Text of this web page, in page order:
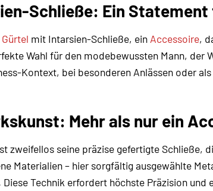
Schließe: Ein
Gürtel mit Intarsien-Schließe, ein Accessoire,
Wahl für den modebewussten Mann, der
Kontext, bei besonderen Anlässen oder
Mehr als nur ein
zweifellos seine präzise gefertigte
Materialien – hier sorgfältig ausgewählte
Technik erfordert höchste Präzision